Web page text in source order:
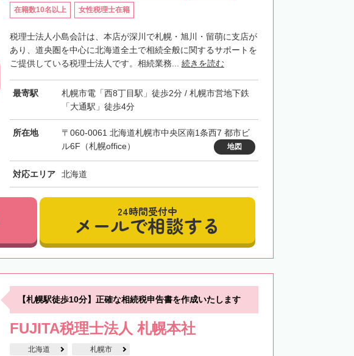
在籍数10名以上 女性税理士在籍
税理士法人小島会計は、本店が深川で札幌・旭川・留萌に支店が
あり、道央圏を中心に北海道全土で相続全般に関するサポートを
ご提供している税理士法人です。相続業務... 続きを読む
最寄駅
札幌市電「西8丁目駅」徒歩2分 / 札幌市営地下鉄
「大通駅」徒歩4分
所在地
〒060-0061 北海道札幌市中央区南1条西7 都市ビ
ル6F（札幌office）
地図
対応エリア 北海道
24時間受付中
メールで相談する
【札幌駅徒歩10分】正確な相続税申告書を作成いたします
FUJITA税理士法人 札幌本社
北海道 札幌市